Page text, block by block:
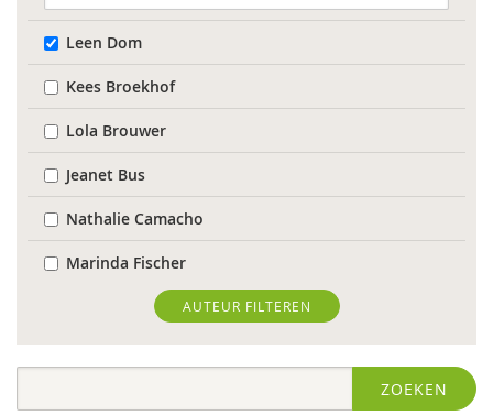
Leen Dom
Kees Broekhof
Lola Brouwer
Jeanet Bus
Nathalie Camacho
Marinda Fischer
Sieneke Goorhuis-Brouwer
Jolien Hesselberth
AUTEUR FILTEREN
ZOEKEN